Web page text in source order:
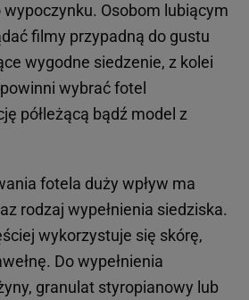
Osobom lubiącym
filmy przypadną do gustu
wygodne siedzenie, z kolei
wybrać fotel
półleżącą bądź model z
fotela duży wpływ ma
rodzaj wypełnienia siedziska.
wykorzystuje się skórę,
Do wypełnienia
granulat styropianowy lub